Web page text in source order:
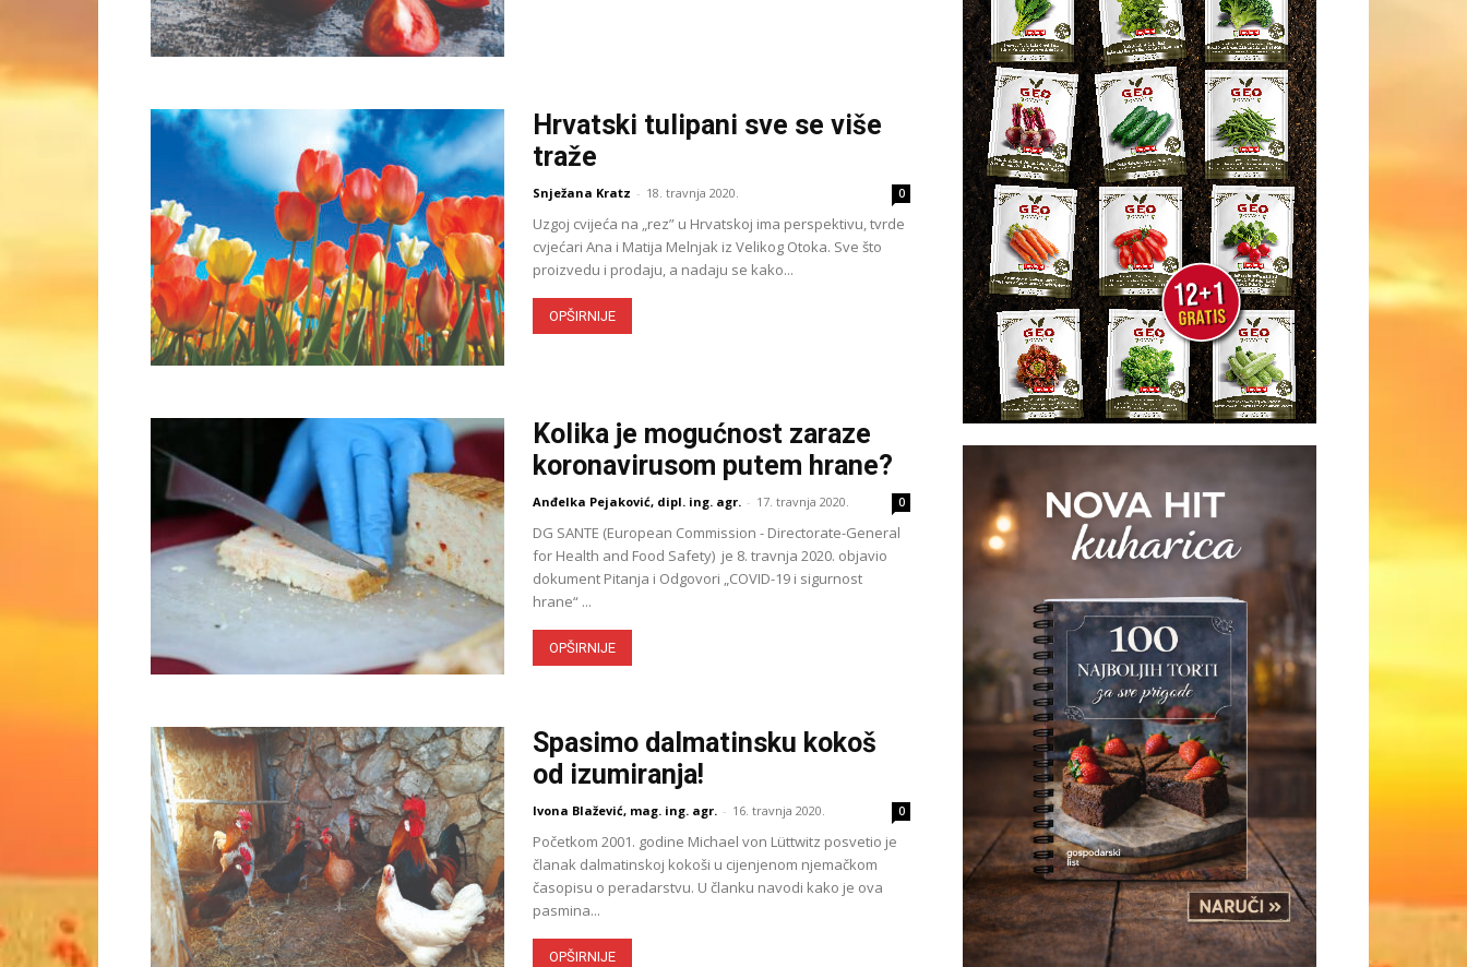
Hrvatski tulipani sve se više
traže
Snježana Kratz - 18. travnja 2020. 0
Uzgoj cvijeća na „rez” u Hrvatskoj ima perspektivu, tvrde
cvjećari Ana i Matija Melnjak iz Velikog Otoka. Sve što
proizvedu i prodaju, a nadaju se kako...
OPŠIRNIJE
Kolika je mogućnost zaraze
koronavirusom putem hrane?
Anđelka Pejaković, dipl. ing. agr. - 17. travnja 2020. 0
DG SANTE (European Commission - Directorate-General
for Health and Food Safety) je 8. travnja 2020. objavio
dokument Pitanja i Odgovori „COVID-19 i sigurnost
hrane“ ...
OPŠIRNIJE
Spasimo dalmatinsku kokoš
od izumiranja!
Ivona Blažević, mag. ing. agr. - 16. travnja 2020. 0
Početkom 2001. godine Michael von Lüttwitz posvetio je
članak dalmatinskoj kokoši u cijenjenom njemačkom
časopisu o peradarstvu. U članku navodi kako je ova
pasmina...
OPŠIRNIJE